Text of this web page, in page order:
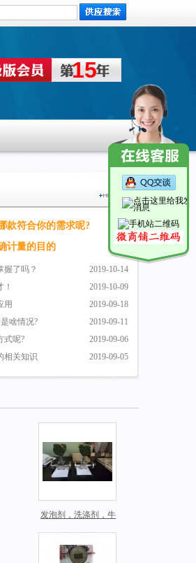
15
款符合你的需求呢?
计量的目的
握了吗？
2019-10-14
2019-10-09
用
2019-09-18
啥情况?
2019-09-11
式呢?
2019-09-06
相关知识
2019-09-05
发泡剂，洗涤剂，牛
量计